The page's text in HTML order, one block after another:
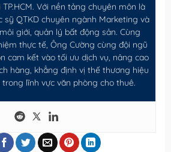
Với nền tảng chuyên môn là
sỹ QTKD chuyên ngành Marketing và
giới, quản lý bất động sản. Cùng
thực tế, Ông Cường cùng đội ngũ
cam kết vào tối ưu dịch vụ, nâng cao
hàng, khẳng định vị thế thương hiệu
lĩnh vực văn phòng cho thuê.